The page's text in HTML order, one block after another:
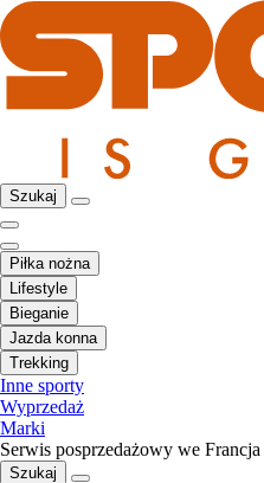
Szukaj
Piłka nożna
Lifestyle
Bieganie
Jazda konna
Trekking
Inne sporty
Wyprzedaż
Marki
Serwis posprzedażowy we Francja
Szukaj